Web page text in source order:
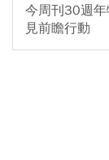
今周刊30週
見前瞻行動